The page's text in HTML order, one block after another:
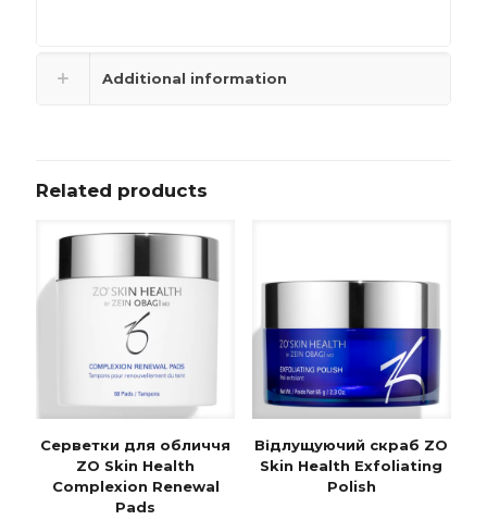
Additional information
Related products
Серветки для обличчя
ZO Skin Health
Complexion Renewal
Pads
Відлущуючий скраб ZO
Skin Health Exfoliating
Polish